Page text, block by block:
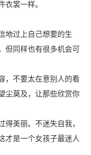
衣裳一样。
地过上自己想要的生
但同样也有很多机会可
，不要太在意别人的看
尘莫及，让那些欣赏你
得美丽。不迷失自我，
才是一个女孩子最迷人